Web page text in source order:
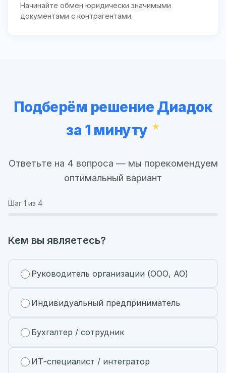
Начинайте обмен юридически значимыми
документами с контрагентами.
Подберём решение Диадок
за 1 минуту
Ответьте на 4 вопроса — мы порекомендуем
оптимальный вариант
Шаг 1 из 4
Кем вы являетесь?
Руководитель организации (ООО, АО)
Индивидуальный предприниматель
Бухгалтер / сотрудник
ИТ-специалист / интегратор